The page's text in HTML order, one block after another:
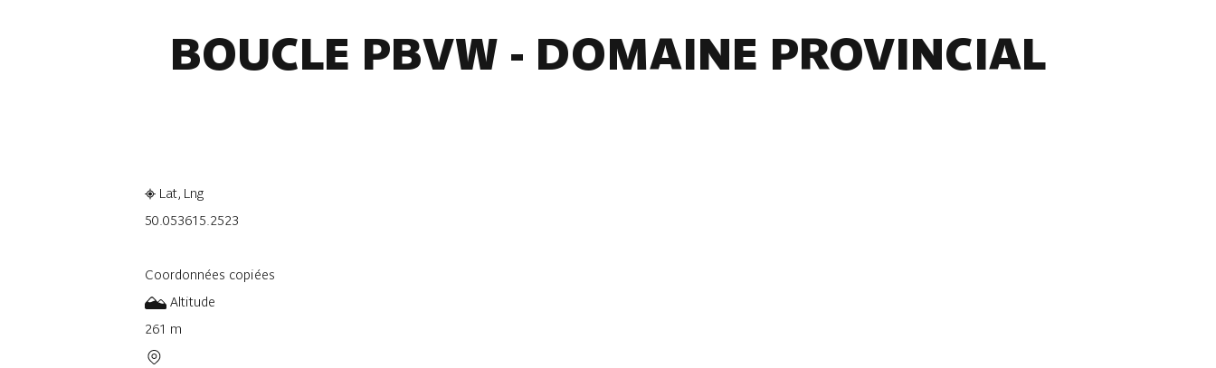
BOUCLE PBVW - DOMAINE PROVINCIAL
Lat, Lng
50.053615.2523
Coordonnées copiées
Altitude
261 m